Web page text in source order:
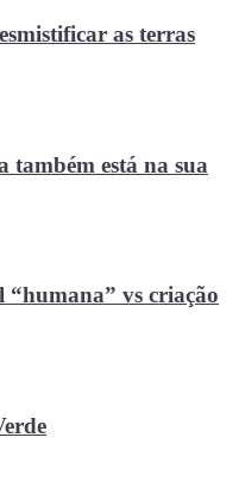
as terras
também está na sua
“humana” vs criação